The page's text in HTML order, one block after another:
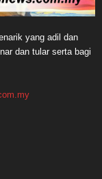
yang adil dan
dan tular serta bagi